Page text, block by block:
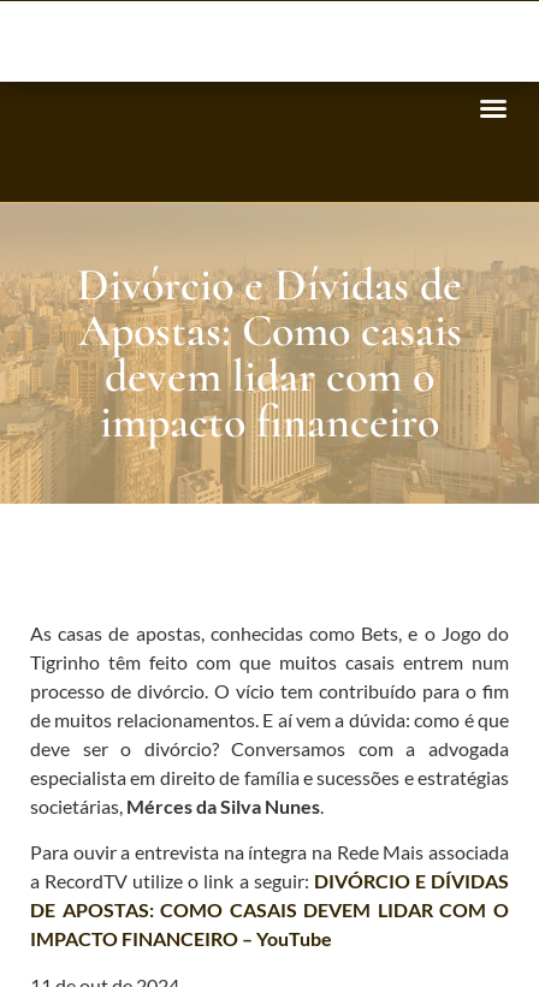
Divórcio e Dívidas de
Apostas: Como casais
devem lidar com o
impacto financeiro
As casas de apostas, conhecidas como Bets, e o Jogo do
Tigrinho têm feito com que muitos casais entrem num
processo de divórcio. O vício tem contribuído para o fim
de muitos relacionamentos. E aí vem a dúvida: como é que
deve ser o divórcio? Conversamos com a advogada
especialista em direito de família e sucessões e estratégias
societárias, Mérces da Silva Nunes.
Para ouvir a entrevista na íntegra na Rede Mais associada
a RecordTV utilize o link a seguir: DIVÓRCIO E DÍVIDAS
DE APOSTAS: COMO CASAIS DEVEM LIDAR COM O
IMPACTO FINANCEIRO – YouTube